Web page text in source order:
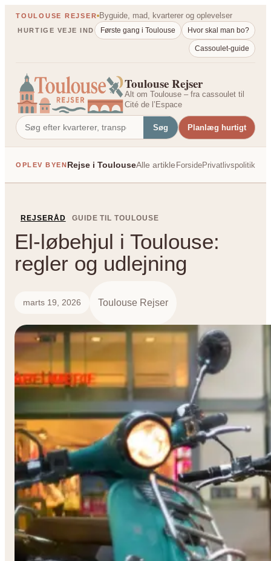
Spring
TOULOUSE REJSER Byguide, mad, kvarterer og oplevelser
HURTIGE VEJE IND Første gang i Toulouse Hvor skal man bo?
Cassoulet-guide
Toulouse Rejser
Alt om Toulouse – fra cassoulet til
Cité de l’Espace
Søg Planlæg hurtigt
OPLEV BYENRejse i ToulouseAlle artiklerPÅ TVÆRS AF
ForsidePrivatlivspolitik
REJSERÅD GUIDE TIL TOULOUSE
El-løbehjul i Toulouse:
regler og udlejning
marts 19, 2026 Toulouse Rejser